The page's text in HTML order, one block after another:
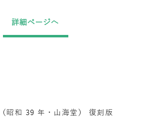
詳細ページへ
昭和 39 年・山海堂） 復刻版